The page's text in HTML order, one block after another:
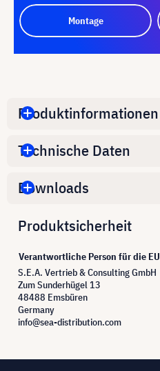
Montage
Produktinformationen
Technische Daten
Downloads
Produktsicherheit
Verantwortliche Person für die EU
S.E.A. Vertrieb & Consulting GmbH
Zum Sunderhügel 13
48488 Emsbüren
Germany
info@sea-distribution.com